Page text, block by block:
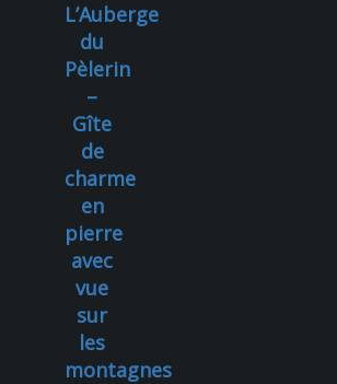
L’Auberge
du
Pèlerin
–
Gîte
de
charme
en
pierre
avec
vue
sur
les
montagnes